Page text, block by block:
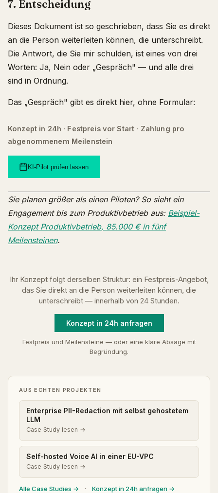
7. Entscheidung
Dieses Dokument ist so geschrieben, dass Sie es direkt
an die Person weiterleiten können, die unterschreibt.
Die Antwort, die Sie mir schulden, ist eines von drei
Worten: Ja, Nein oder „Gespräch" — und alle drei
sind in Ordnung.
Das „Gespräch" gibt es direkt hier, ohne Formular:
Konzept in 24h · Festpreis vor Start · Zahlung pro
abgenommenem Meilenstein
KI-Pilot prüfen lassen
Sie planen größer als einen Piloten? So sieht ein
Engagement bis zum Produktivbetrieb aus: Beispiel-
Konzept Produktivbetrieb, 85.000 € in fünf
Meilensteinen.
Ihr Konzept folgt derselben Struktur: ein Festpreis-Angebot,
das Sie direkt an die Person weiterleiten können, die
unterschreibt — innerhalb von 24 Stunden.
Konzept in 24h anfragen
Festpreis und Meilensteine — oder eine klare Absage mit
Begründung.
AUS ECHTEN PROJEKTEN
Enterprise PII-Redaction mit selbst gehostetem
LLM
Case Study lesen →
Self-hosted Voice AI in einer EU-VPC
Case Study lesen →
Alle Case Studies → · Konzept in 24h anfragen →